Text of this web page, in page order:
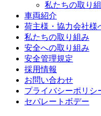
私たちの取り
車両紹介
荷主様・協力会社様
私たちの取り組み
安全への取り組み
安全管理規定
採用情報
お問い合わせ
プライバシーポリシ
セパレートボデー